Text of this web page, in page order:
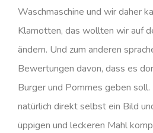
Waschmaschine und wir daher
Klamotten, das wollten wir auf
ändern. Und zum anderen
Bewertungen davon, dass es
Burger und Pommes geben
natürlich direkt selbst ein Bild
üppigen und leckeren Mahl